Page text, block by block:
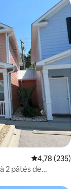
Évaluation
4,78 (235)
2 pâtés de